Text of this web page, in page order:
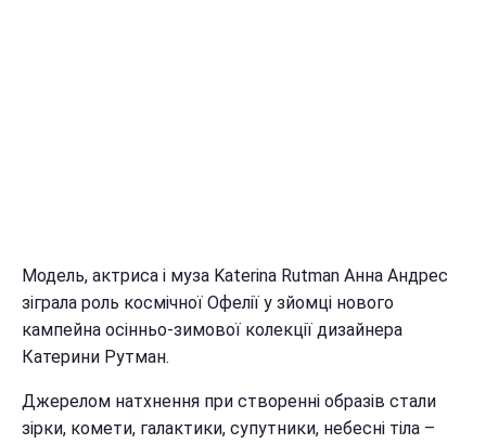
Модель, актриса і муза Katerina Rutman Анна Андрес
зіграла роль космічної Офелії у зйомці нового
кампейна осінньо-зимової колекції дизайнера
Катерини Рутман.
Джерелом натхнення при створенні образів стали
зірки, комети, галактики, супутники, небесні тіла –